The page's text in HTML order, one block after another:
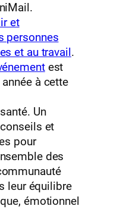
et
personnes
et au travail.
est
à cette
Un
et
pour
des
leur équilibre
émotionnel